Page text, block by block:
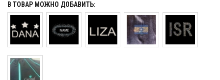
В ТОВАР МОЖНО ДОБАВИТЬ: